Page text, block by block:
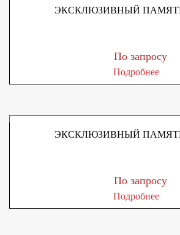
ЭКСКЛЮЗИВНЫЙ
По запросу
Подробнее
ЭКСКЛЮЗИВНЫЙ
По запросу
Подробнее